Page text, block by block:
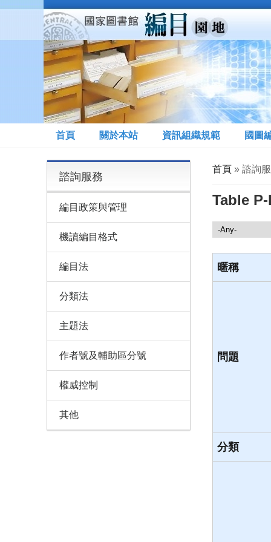
移至主內容
首頁 關於本站 資訊組織規範 國圖
您在這裡
首頁» 諮詢
Table P-
諮詢服務
暱稱
問題
分類
諮詢服務
編目政策與管理
機讀編目格式
編目法
分類法
主題法
作者號及輔助區分號
權威控制
其他